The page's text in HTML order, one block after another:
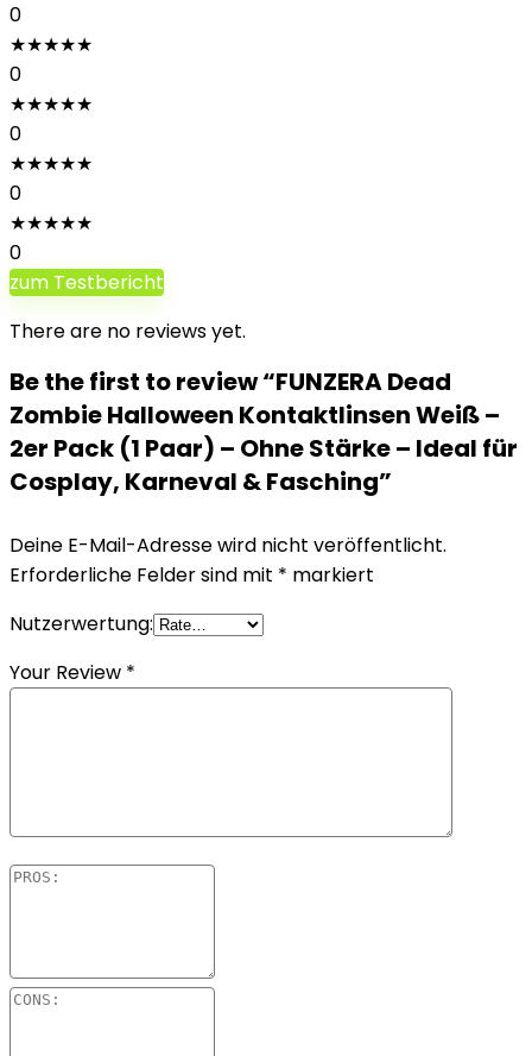
0
★★★★★
0
★★★★★
0
★★★★★
0
★★★★★
0
zum Testbericht
There are no reviews yet.
Be the first to review “FUNZERA Dead
Zombie Halloween Kontaktlinsen Weiß –
2er Pack (1 Paar) – Ohne Stärke – Ideal für
Cosplay, Karneval & Fasching”
Deine E-Mail-Adresse wird nicht veröffentlicht.
Erforderliche Felder sind mit * markiert
Nutzerwertung:
Your Review *